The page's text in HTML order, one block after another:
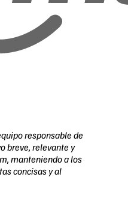
responsable de
breve, relevante y
manteniendo a los
concisas y al